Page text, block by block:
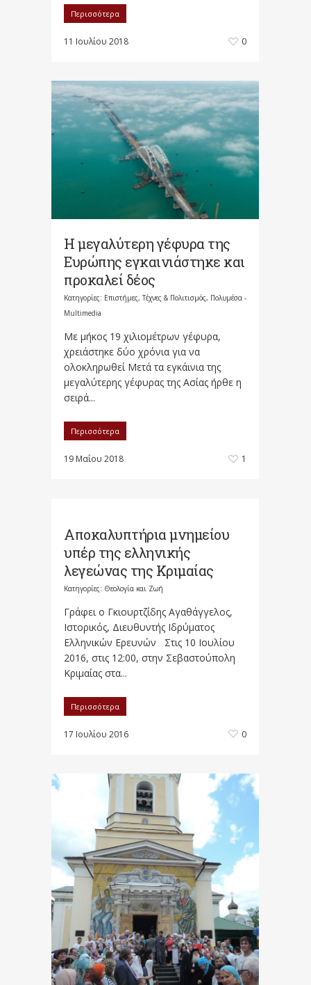
Περισσότερα
11 Ιουλίου 2018 0
Η μεγαλύτερη γέφυρα της
Ευρώπης εγκαινιάστηκε και
προκαλεί δέος
Κατηγορίες: Επιστήμες, Τέχνες & Πολιτισμός, Πολυμέσα -
Multimedia
Με μήκος 19 χιλιομέτρων γέφυρα,
χρειάστηκε δύο χρόνια για να
ολοκληρωθεί Μετά τα εγκάινια της
μεγαλύτερης γέφυρας της Ασίας ήρθε η
σειρά...
Περισσότερα
19 Μαΐου 2018 1
Αποκαλυπτήρια μνημείου
υπέρ της ελληνικής
λεγεώνας της Κριμαίας
Κατηγορίες: Θεολογία και Ζωή
Γράφει ο Γκιουρτζίδης Αγαθάγγελος,
Ιστορικός, Διευθυντής Ιδρύματος
Ελληνικών Ερευνών Στις 10 Ιουλίου
2016, στις 12:00, στην Σεβαστούπολη
Κριμαίας στα...
Περισσότερα
17 Ιουλίου 2016 0